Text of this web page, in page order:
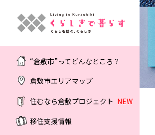
“倉敷市”ってどんなところ？
倉敷市エリアマップ
住むなら倉敷プロジェクト NEW
移住支援情報